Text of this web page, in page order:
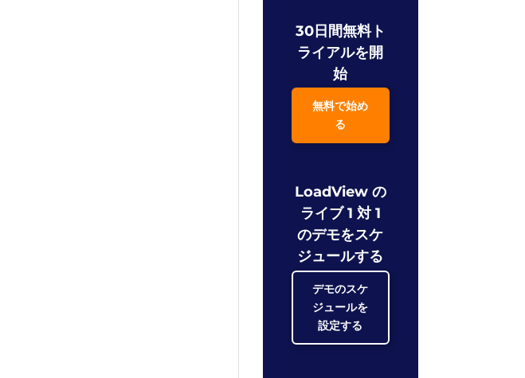
30日間無料ト
ライアルを開
始
無料で始め
る
LoadView の
ライブ 1 対 1
のデモをスケ
ジュールする
デモのスケ
ジュールを
設定する